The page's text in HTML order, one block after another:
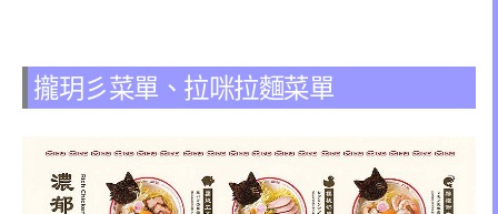
攏玥彡菜單、拉咪拉麵菜單